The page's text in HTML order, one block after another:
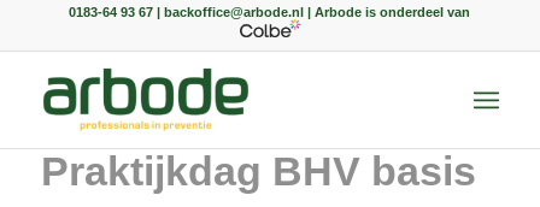
0183-64 93 67 | backoffice@arbode.nl | Arbode is onderdeel van
Praktijkdag BHV basis